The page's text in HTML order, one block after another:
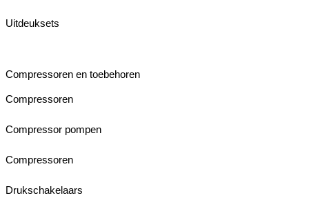
Uitdeuksets
Compressoren en toebehoren
Compressoren
Compressor pompen
Compressoren
Drukschakelaars